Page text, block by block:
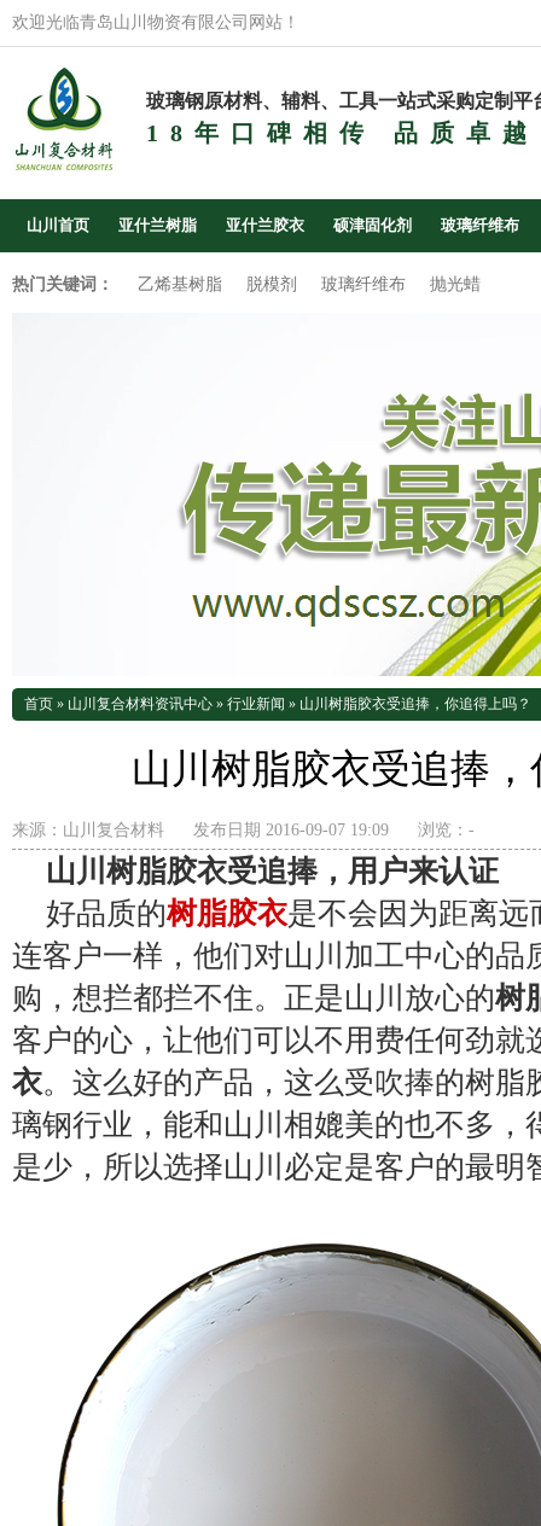
欢迎光临青岛山川物资有限公司网站！
玻璃钢原材料、辅料、工具一站式采购定制平
18年口碑相传 品质卓越
山川首页 亚什兰树脂 亚什兰胶衣 硕津固化剂 玻璃纤维布
热门关键词： 乙烯基树脂 脱模剂 玻璃纤维布 抛光蜡
首页 » 山川复合材料资讯中心 » 行业新闻 » 山川树脂胶衣受追捧，你追得上吗？
山川树脂胶衣受追捧
来源： 山川复合材料 发布日期 2016-09-07 19:09 浏览： -
山川树脂胶衣受追捧，用户来认证
好品质的树脂胶衣是不会因为距离
连客户一样，他们对山川加工中心的品
购，想拦都拦不住。正是山川放心的树
客户的心，让他们可以不用费任何劲就
衣。这么好的产品，这么受吹捧的树脂
璃钢行业，能和山川相媲美的也不多，
是少，所以选择山川必定是客户的最明